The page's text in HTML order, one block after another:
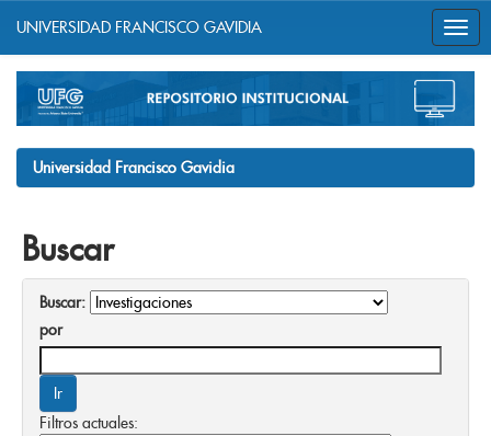
navigation
UNIVERSIDAD FRANCISCO GAVIDIA
Universidad Francisco Gavidia
Buscar
Buscar:
por
Filtros actuales: